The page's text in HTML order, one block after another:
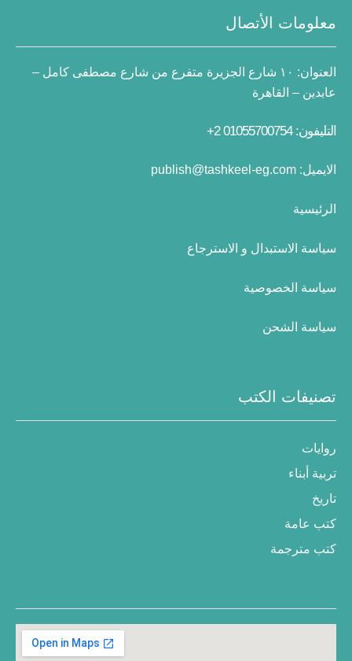
معلومات الأتصال
العنوان:
١٠ شارع الجزيرة متفرع من شارع مصطفى كامل –
عابدين – القاهرة
التليفون: 01055700754 2+
الايميل: publish@tashkeel-eg.com
الرئيسية
سياسة الاستبدال و الاسترجاع
سياسة الخصوصية
سياسة الشحن
تصنيفات الكتب
روايات
تربية أبناء
تاريخ
كتب عامة
كتب مترجمة